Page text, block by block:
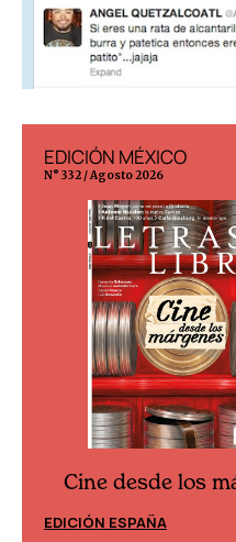
EDICIÓN MÉXICO
N° 332 / Agosto 2026
Cine desde los
EDICIÓN ESPAÑA